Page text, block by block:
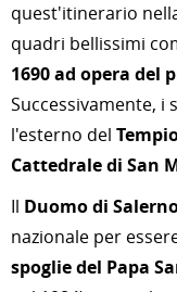
quest'itinerario
quadri bellissimi
1690 ad opera del
Successivamente,
l'esterno del
Cattedrale di San
Il Duomo di
nazionale per
spoglie del Papa